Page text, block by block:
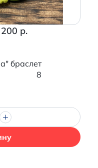
р.
браслет
8